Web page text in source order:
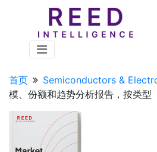
首页 Semiconductors &
模、份额和趋势分析报告，按类型